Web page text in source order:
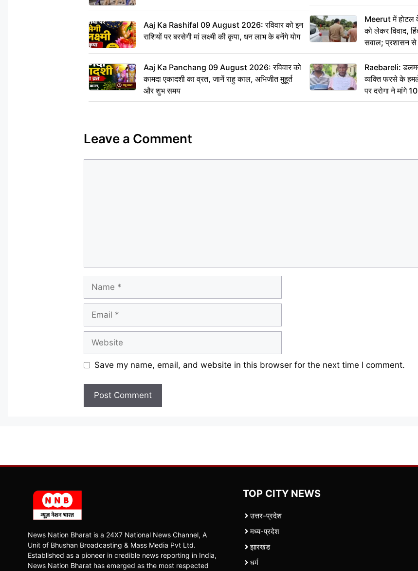
Aaj Ka Rashifal 09 August 2026: रविवार को इन
राशियों पर बरसेगी मां लक्ष्मी की कृपा, धन लाभ के बनेंगे योग
Aaj Ka Panchang 09 August 2026: रविवार को
कामदा एकादशी का व्रत, जानें राहु काल, अभिजीत मुहूर्त
और शुभ समय
Meerut में होटल
को लेकर विवाद,
सवाल; प्रशासन से
Raebareli: डलमऊ
व्यक्ति फरसे के
पर दरोगा ने मांगे
कार्रवाई ठंडी!
Leave a Comment
Name
Email
Website
Save my name, email, and website in this browser for the next time I comment.
News Nation Bharat is a 24X7 National News Channel, A
Unit of Bhushan Broadcasting & Mass Media Pvt Ltd.
Established as a pioneer in credible news reporting in India,
News Nation Bharat has emerged as the most respected
TOP CITY NEWS
उत्तर-प्रदेश
मध्य-प्रदेश
झारखंड
धर्म